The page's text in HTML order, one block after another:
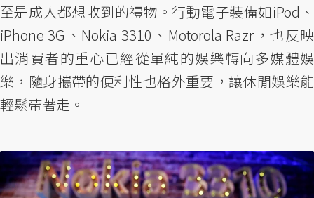
至是成人都想收到的禮物。行動電子裝備如iPod、
iPhone 3G、Nokia 3310、Motorola Razr，也反映
出消費者的重心已經從單純的娛樂轉向多媒體娛
樂，隨身攜帶的便利性也格外重要，讓休閒娛樂能
輕鬆帶著走。